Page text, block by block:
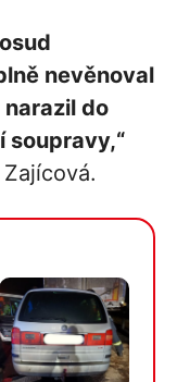
nevěnoval
do
soupravy,“